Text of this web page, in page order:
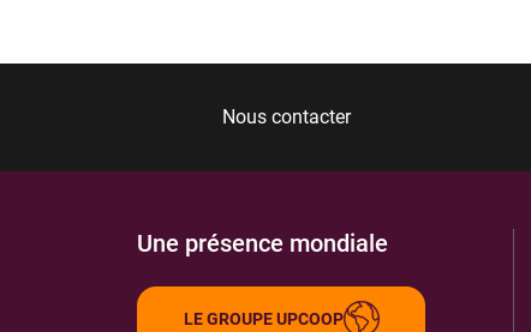
Nous contacter
Une présence mondiale
LE GROUPE UPCOOP